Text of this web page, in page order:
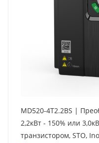
MD520-4T2.2BS |
2,2кВт - 150% или
транзистором, STO,